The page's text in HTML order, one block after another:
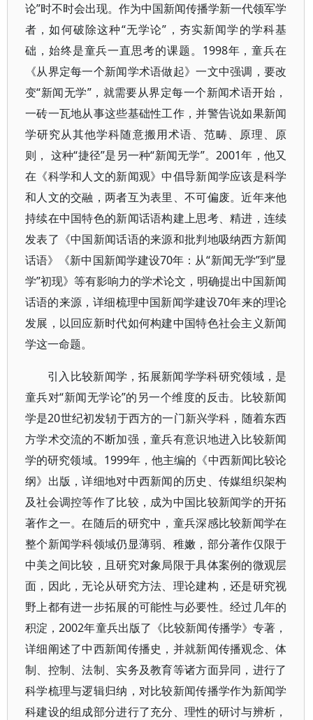
论”时不时会出现。作为中国新闻传播学新一代领军学
者，如何破除这种“无学论”，夯实新闻学的学科基
础，始终是童兵一直思考的课题。1998年，童兵在
《从界定每一个新闻学术语做起》一文中强调，要改
变“新闻无学”，就需要从界定每一个新闻术语开始，
一砖一瓦地从事这些基础性工作，并警告说如果新闻
学研究从其他学科随意搬用术语、范畴、原理、原
则， 这种“捷径”是另一种“新闻无学”。2001年，他又
在《科学和人文的新闻观》中倡导新闻学应该是科学
和人文的交融，两者互为表里、不可偏废。近年来他
持续在中国特色的新闻话语构建上思考、精进，连续
发表了《中国新闻话语的来源和批判地吸纳西方新闻
话语》《新中国新闻学建设70年：从“新闻无学”到“显
学”初现》等有影响力的学术论文，明确提出中国新闻
话语的来源，详细梳理中国新闻学建设70年来的理论
发展，以回应新时代如何构建中国特色社会主义新闻
学这一命题。
引入比较新闻学，拓展新闻学学科研究领域，是
童兵对“新闻无学论”的另一个维度的反击。比较新闻
学是20世纪初发轫于西方的一门新兴学科，随着东西
方学术交流的不断加强，童兵有意识地进入比较新闻
学的研究领域。1999年，他主编的《中西新闻比较论
纲》出版，详细地对中西新闻的历史、传媒组织架构
及社会调控等作了比较，成为中国比较新闻学的开拓
著作之一。在随后的研究中，童兵深感比较新闻学在
整个新闻学科领域仍显薄弱、稚嫩，部分著作仅限于
中美之间比较，且研究对象局限于具体案例的微观层
面，因此，无论从研究方法、理论建构，还是研究视
野上都有进一步拓展的可能性与必要性。经过几年的
积淀，2002年童兵出版了《比较新闻传播学》专著，
详细阐述了中西新闻传播史，并就新闻传播观念、体
制、控制、法制、实务及教育等诸方面异同，进行了
科学梳理与逻辑归纳，对比较新闻传播学作为新闻学
科建设的组成部分进行了充分、理性的研讨与辨析，